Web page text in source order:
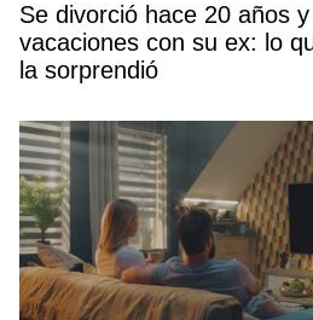
Se divorció hace 20 años
vacaciones con su ex: lo
la sorprendió